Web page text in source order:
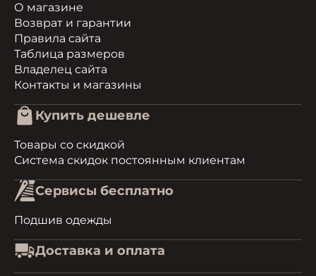
О магазине
Возврат и гарантии
Правила сайта
Таблица размеров
Владелец сайта
Контакты и магазины
Купить дешевле
Товары со скидкой
Система скидок постоянным клиентам
Сервисы бесплатно
Подшив одежды
Доставка и оплата